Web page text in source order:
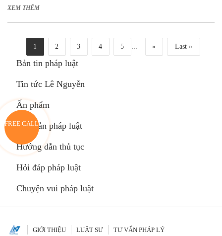
Bản tin pháp luật
Tin tức Lê Nguyễn
Ấn phẩm
Văn bản pháp luật
Hướng dẫn thủ tục
Hỏi đáp pháp luật
Chuyện vui pháp luật
tọa: Bị cáo nên thành khẩn khai báo để được nhận sự khoan hồng
XEM THÊM
1 2 3 4 5 ... » Last »
GIỚI THIỆU LUẬT SƯ
TƯ VẤN PHÁP LÝ
FREE CALL